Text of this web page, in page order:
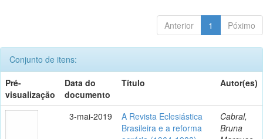
Anterior 1 Póximo
Conjunto de itens:
Pré-
visualização
Data do
documento
Título Autor(es)
3-mai-2019
A Revista Eclesiástica
Brasileira e a reforma
Cabral,
Bruna